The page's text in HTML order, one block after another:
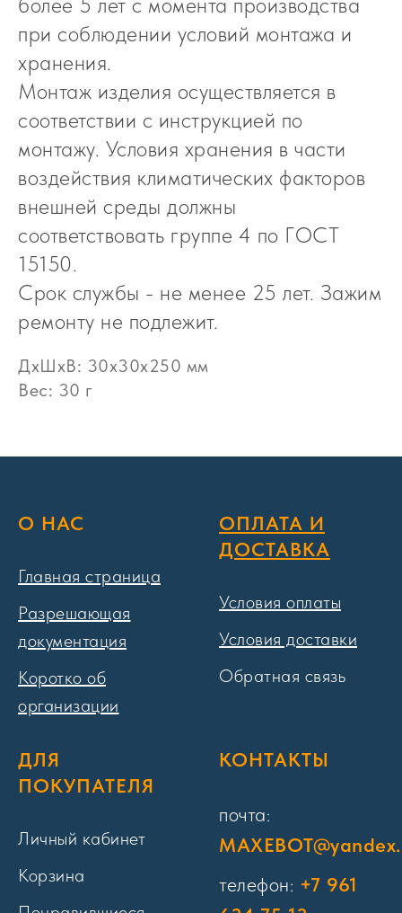
при соблюдении условий монтажа и
хранения.
Монтаж изделия осуществляется в
соответствии с инструкцией по
монтажу. Условия хранения в части
воздействия климатических факторов
внешней среды должны
соответствовать группе 4 по ГОСТ
15150.
Срок службы - не менее 25 лет. Зажим
ремонту не подлежит.
ДxШxВ: 30x30x250 мм
Вес: 30 г
О НАС
Главная страница
Разрешающая
документация
Коротко об
организации
ОПЛАТА И
ДОСТАВКА
Условия оплаты
Условия доставки
Обратная связь
ДЛЯ
ПОКУПАТЕЛЯ
Личный кабинет
Корзина
КОНТАКТЫ
почта:
телефон: +7 961